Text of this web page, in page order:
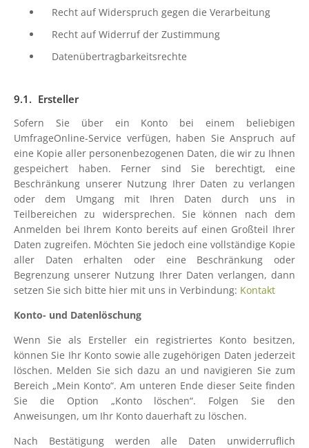
Recht auf Widerspruch gegen die Verarbeitung
Recht auf Widerruf der Zustimmung
Datenübertragbarkeitsrechte
Ersteller
Sofern Sie über ein Konto bei einem beliebigen
UmfrageOnline-Service verfügen, haben Sie Anspruch auf
eine Kopie aller personenbezogenen Daten, die wir zu Ihnen
gespeichert haben. Ferner sind Sie berechtigt, eine
Beschränkung unserer Nutzung Ihrer Daten zu verlangen
oder dem Umgang mit Ihren Daten durch uns in
Teilbereichen zu widersprechen. Sie können nach dem
Anmelden bei Ihrem Konto bereits auf einen Großteil Ihrer
Daten zugreifen. Möchten Sie jedoch eine vollständige Kopie
aller Daten erhalten oder eine Beschränkung oder
Begrenzung unserer Nutzung Ihrer Daten verlangen, dann
setzen Sie sich bitte hier mit uns in Verbindung: Kontakt
Konto- und Datenlöschung
Wenn Sie als Ersteller ein registriertes Konto besitzen,
können Sie Ihr Konto sowie alle zugehörigen Daten jederzeit
löschen. Melden Sie sich dazu an und navigieren Sie zum
Bereich „Mein Konto“. Am unteren Ende dieser Seite finden
Sie die Option „Konto löschen“. Folgen Sie den
Anweisungen, um Ihr Konto dauerhaft zu löschen.
Nach Bestätigung werden alle Daten unwiderruflich